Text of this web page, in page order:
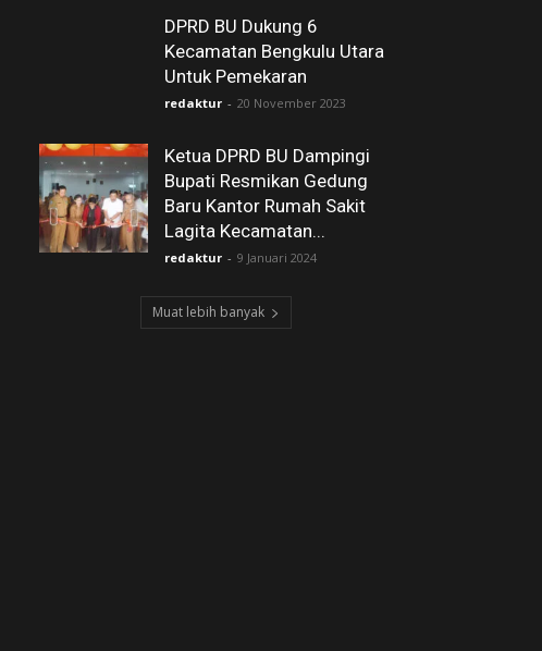
DPRD BU Dukung 6
Kecamatan Bengkulu Utara
Untuk Pemekaran
redaktur - 20 November 2023
Ketua DPRD BU Dampingi
Bupati Resmikan Gedung
Baru Kantor Rumah Sakit
Lagita Kecamatan...
redaktur - 9 Januari 2024
Muat lebih banyak